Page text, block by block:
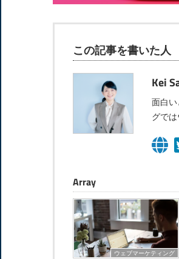
この記事を書いた人
Kei
面白
グで
Array
ウェブマーケティング